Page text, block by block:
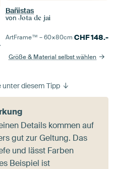
Bañistas
von Jota de jai
ArtFrame™ –60×80cm CHF148.-
Größe & Material selbst wählen
diesem Tipp
Details kommen auf
gut zur Geltung. Das
und lässt Farben
Beispiel ist